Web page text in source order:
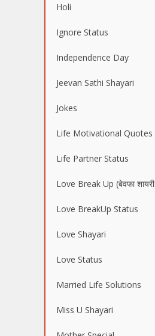
Holi
Ignore Status
Independence Day
Jeevan Sathi Shayari
Jokes
Life Motivational Quotes
Life Partner Status
Love Break Up (बेवफा शायरी
Love BreakUp Status
Love Shayari
Love Status
Married Life Solutions
Miss U Shayari